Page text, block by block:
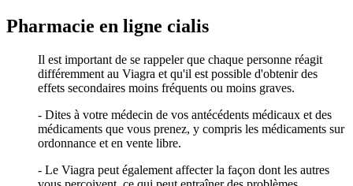
Pharmacie en ligne cialis
Il est important de se rappeler que chaque personne réagit
différemment au Viagra et qu'il est possible d'obtenir des
effets secondaires moins fréquents ou moins graves.
- Dites à votre médecin de vos antécédents médicaux et des
médicaments que vous prenez, y compris les médicaments sur
ordonnance et en vente libre.
- Le Viagra peut également affecter la façon dont les autres